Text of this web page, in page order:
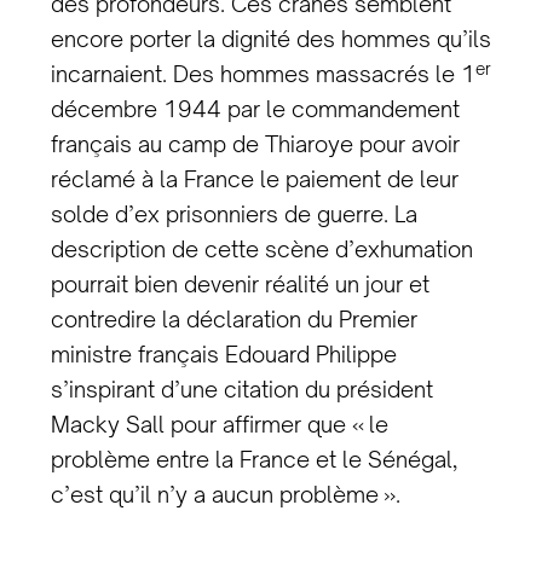
encore porter la dignité des hommes qu’ils
incarnaient. Des hommes massacrés le 1 er
décembre 1944 par le commandement
français au camp de Thiaroye pour avoir
réclamé à la France le paiement de leur
solde d’ex prisonniers de guerre. La
description de cette scène d’exhumation
pourrait bien devenir réalité un jour et
contredire la déclaration du Premier
ministre français Edouard Philippe
s’inspirant d’une citation du président
Macky Sall pour affirmer que « le
problème entre la France et le Sénégal,
c’est qu’il n’y a aucun problème ».